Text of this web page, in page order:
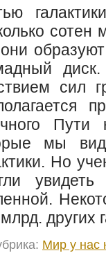
сотен
сил
Пути
мы
Но
других
Мир у нас